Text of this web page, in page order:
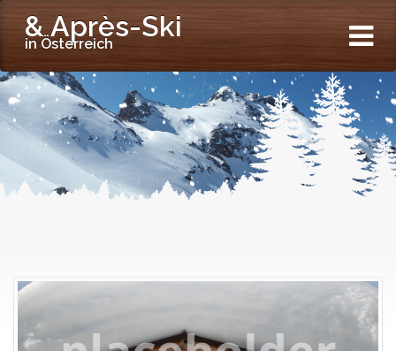
& Après-Ski
in Österreich